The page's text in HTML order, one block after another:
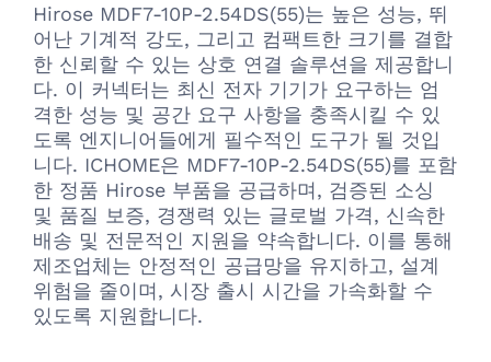
Hirose MDF7-10P-2.54DS(55)는 높은 성능, 뛰
어난 기계적 강도, 그리고 컴팩트한 크기를 결합
한 신뢰할 수 있는 상호 연결 솔루션을 제공합니
다. 이 커넥터는 최신 전자 기기가 요구하는 엄
격한 성능 및 공간 요구 사항을 충족시킬 수 있
도록 엔지니어들에게 필수적인 도구가 될 것입
니다. ICHOME은 MDF7-10P-2.54DS(55)를 포함
한 정품 Hirose 부품을 공급하며, 검증된 소싱
및 품질 보증, 경쟁력 있는 글로벌 가격, 신속한
배송 및 전문적인 지원을 약속합니다. 이를 통해
제조업체는 안정적인 공급망을 유지하고, 설계
위험을 줄이며, 시장 출시 시간을 가속화할 수
있도록 지원합니다.